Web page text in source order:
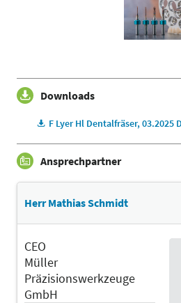
Downloads
F Lyer Hl Dentalfräser, 03.2025
Ansprechpartner
Herr Mathias Schmidt
CEO
Müller
Präzisionswerkzeuge
GmbH